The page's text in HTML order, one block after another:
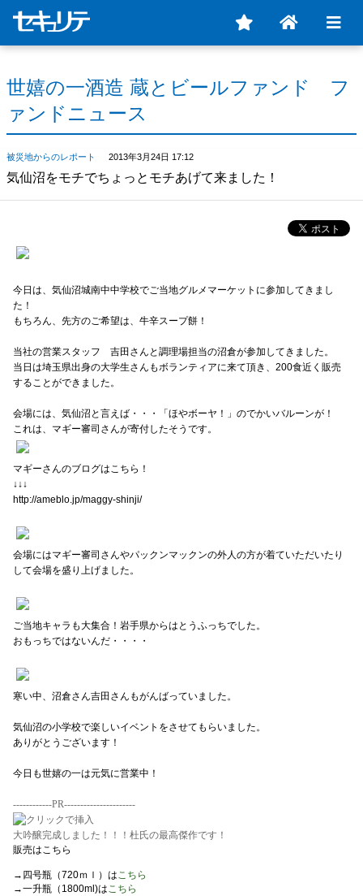
世嬉の一酒造 蔵とビールファンド フ
ァンドニュース
被災地からのレポート 2013年3月24日 17:12
気仙沼をモチでちょっとモチあげて来ました！
今日は、気仙沼城南中中学校でご当地グルメマーケットに参加してきまし
た！
もちろん、先方のご希望は、牛辛スープ餅！
当社の営業スタッフ 吉田さんと調理場担当の沼倉が参加してきました。
当日は埼玉県出身の大学生さんもボランティアに来て頂き、200食近く販売
することができました。
会場には、気仙沼と言えば・・・「ほやボーヤ！」のでかいバルーンが！
これは、マギー審司さんが寄付したそうです。
マギーさんのブログはこちら！
↓↓↓
http://ameblo.jp/maggy-shinji/
会場にはマギー審司さんやパックンマックンの外人の方が着ていただいたり
して会場を盛り上げました。
ご当地キャラも大集合！岩手県からはとうふっちでした。
おもっちではないんだ・・・・
寒い中、沼倉さん吉田さんもがんばっていました。
気仙沼の小学校で楽しいイベントをさせてもらいました。
ありがとうございます！
今日も世嬉の一は元気に営業中！
------------PR----------------------
大吟醸完成しました！！！杜氏の最高傑作です！
販売はこちら
→四号瓶（720ｍｌ）はこちら
→一升瓶（1800ml)はこちら